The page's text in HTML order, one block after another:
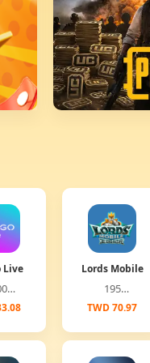
Live Lords Mobile
195
Diamonds
TWD 70.97